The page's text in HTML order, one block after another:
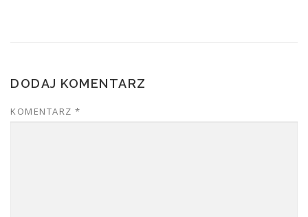
DODAJ KOMENTARZ
KOMENTARZ *